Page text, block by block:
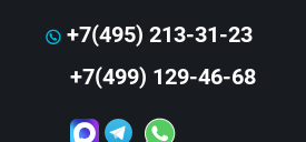
+7(495) 213-31-23
+7(499) 129-46-68